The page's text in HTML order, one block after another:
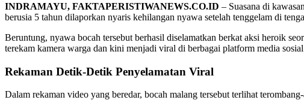
INDRAMAYU, FAKTAPERISTIWANEWS.CO.ID – Suasana di
berusia 5 tahun dilaporkan nyaris kehilangan nyawa setelah tenggelam di
Beruntung, nyawa bocah tersebut berhasil diselamatkan berkat aksi heroik
terekam kamera warga dan kini menjadi viral di berbagai platform media
Rekaman Detik-Detik Penyelamatan Viral
Dalam rekaman video yang beredar, bocah malang tersebut terlihat